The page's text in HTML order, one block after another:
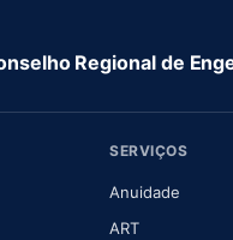
Regional de
nova aba)
em nova aba)
SERVIÇOS
Anuidade(abre
ART(abre em